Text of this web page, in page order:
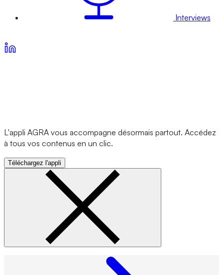
Interviews
L'appli AGRA vous accompagne désormais partout. Accédez
à tous vos contenus en un clic.
Téléchargez l'appli